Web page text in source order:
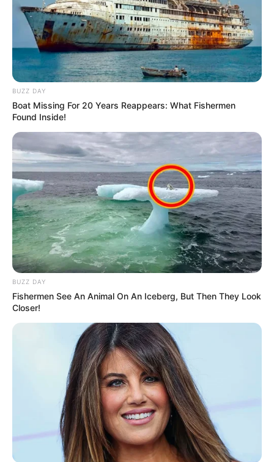
BUZZ DAY
Boat Missing For 20 Years Reappears: What Fishermen
Found Inside!
BUZZ DAY
Fishermen See An Animal On An Iceberg, But Then They Look
Closer!